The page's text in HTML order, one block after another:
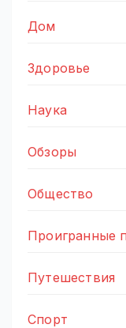
Дом
Здоровье
Наука
Обзоры
Общество
Проигранные
Путешествия
Спорт